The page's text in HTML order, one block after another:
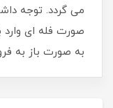
می گردد. توجه
صورت فله ای وارد
به صورت باز به